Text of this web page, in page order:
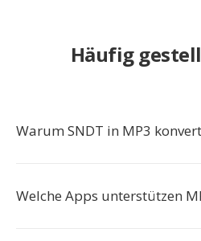
Häufig
Warum SNDT in MP3
Welche Apps unterstützen